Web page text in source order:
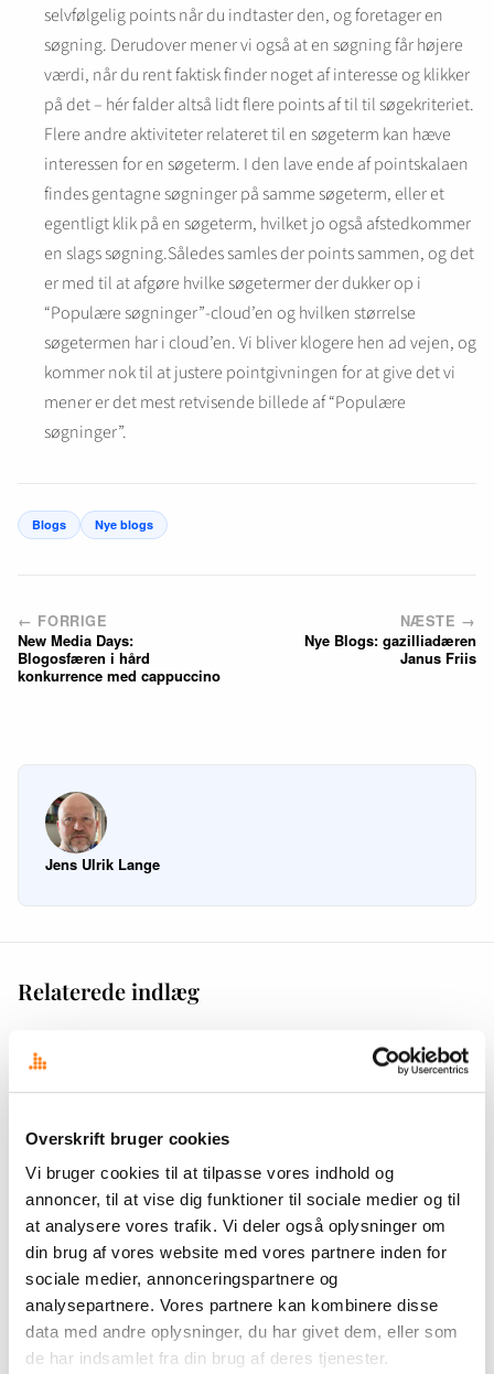
Overskrift bruger cookies
Vi bruger cookies til at tilpasse vores indhold og
annoncer, til at vise dig funktioner til sociale medier og til
at analysere vores trafik. Vi deler også oplysninger om
din brug af vores website med vores partnere inden for
sociale medier, annonceringspartnere og
analysepartnere. Vores partnere kan kombinere disse
data med andre oplysninger, du har givet dem, eller som
de har indsamlet fra din brug af deres tjenester.
selvfølgelig points når du indtaster den, og foretager en
søgning. Derudover mener vi også at en søgning får højere
værdi, når du rent faktisk finder noget af interesse og klikker
på det – hér falder altså lidt flere points af til til søgekriteriet.
Flere andre aktiviteter relateret til en søgeterm kan hæve
interessen for en søgeterm. I den lave ende af pointskalaen
findes gentagne søgninger på samme søgeterm, eller et
egentligt klik på en søgeterm, hvilket jo også afstedkommer
en slags søgning.Således samles der points sammen, og det
er med til at afgøre hvilke søgetermer der dukker op i
“Populære søgninger”-cloud’en og hvilken størrelse
søgetermen har i cloud’en. Vi bliver klogere hen ad vejen, og
kommer nok til at justere pointgivningen for at give det vi
mener er det mest retvisende billede af “Populære
søgninger”.
Blogs Nye blogs
← FORRIGE
New Media Days:
Blogosfæren i hård
konkurrence med cappuccino
NÆSTE →
Nye Blogs: gazilliadæren
Janus Friis
Jens Ulrik Lange
Relaterede indlæg
TRENDS
Lokal medieovervågning: Essentielt for globale